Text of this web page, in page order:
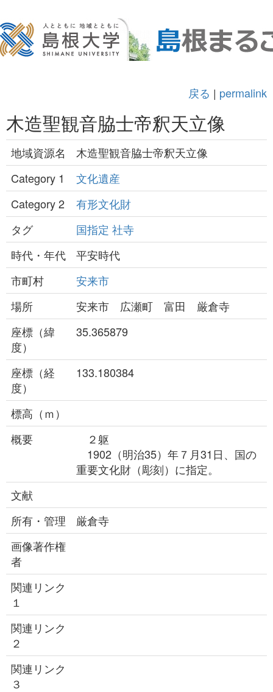
戻る | permalink
木造聖観音脇士帝釈天立像
地域資源名
木造聖観音脇士帝釈天立像
Category 1
文化遺産
Category 2
有形文化財
タグ
国指定 社寺
時代・年代
平安時代
市町村
安来市
場所
安来市 広瀬町 富田 厳倉寺
座標（緯
度）
35.365879
座標（経
度）
133.180384
標高（ｍ）
概要
２躯
1902（明治35）年７月31日、国の
重要文化財（彫刻）に指定。
文献
所有・管理
厳倉寺
画像著作権
者
関連リンク
１
関連リンク
２
関連リンク
３